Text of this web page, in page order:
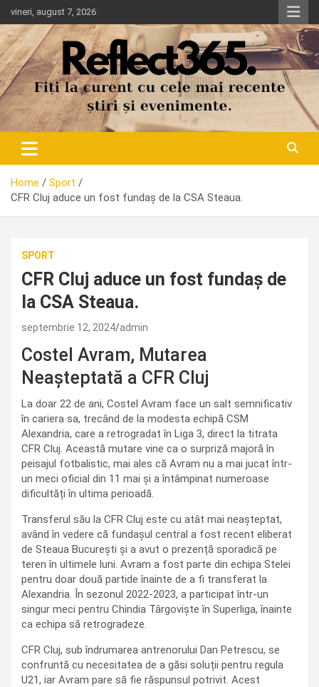
Skip
to
content
vineri, august 7, 2026
Home
Sport
CFR Cluj aduce un fost fundaș de la CSA Steaua.
SPORT
CFR Cluj aduce un fost fundaș de
la CSA Steaua.
septembrie 12, 2024 admin
Costel Avram, Mutarea
Neașteptată a CFR Cluj
La doar 22 de ani, Costel Avram face un salt semnificativ
în cariera sa, trecând de la modesta echipă CSM
Alexandria, care a retrogradat în Liga 3, direct la titrata
CFR Cluj. Această mutare vine ca o surpriză majoră în
peisajul fotbalistic, mai ales că Avram nu a mai jucat într-
un meci oficial din 11 mai și a întâmpinat numeroase
dificultăți în ultima perioadă.
Transferul său la CFR Cluj este cu atât mai neașteptat,
având în vedere că fundașul central a fost recent eliberat
de Steaua București și a avut o prezență sporadică pe
teren în ultimele luni. Avram a fost parte din echipa Stelei
pentru doar două partide înainte de a fi transferat la
Alexandria. În sezonul 2022-2023, a participat într-un
singur meci pentru Chindia Târgoviște în Superliga, înainte
ca echipa să retrogradeze.
CFR Cluj, sub îndrumarea antrenorului Dan Petrescu, se
confruntă cu necesitatea de a găsi soluții pentru regula
U21, iar Avram pare să fie răspunsul potrivit. Acest